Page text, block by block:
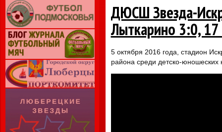
ДЮСШ Звезда-
Лыткарино 3:0,
5 октября 2016 года, стадион
района среди детско-юношеских